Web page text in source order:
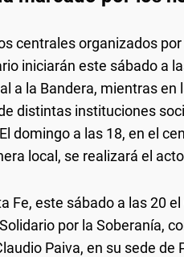
centrales organizados
iniciarán este sábado a
a la Bandera, mientras en
distintas instituciones
domingo a las 18, en el
local, se realizará el
Fe, este sábado a las 20
por la Soberanía,
Paiva, en su sede